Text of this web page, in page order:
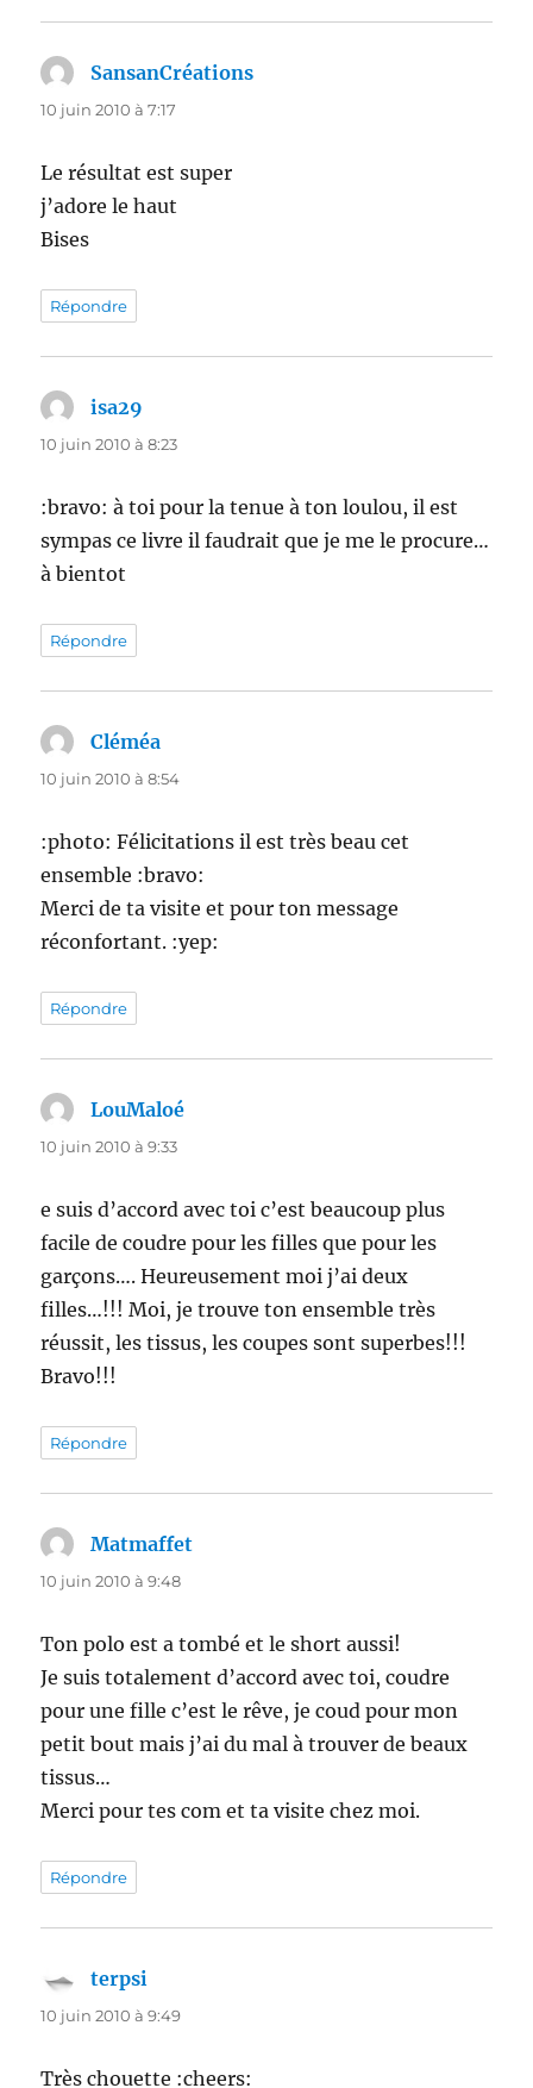
SansanCréations
10 juin 2010 à 7:17
Le résultat est super
j’adore le haut
Bises
Répondre
isa29
10 juin 2010 à 8:23
:bravo: à toi pour la tenue à ton loulou, il est
sympas ce livre il faudrait que je me le procure…
à bientot
Répondre
Cléméa
10 juin 2010 à 8:54
:photo: Félicitations il est très beau cet
ensemble :bravo:
Merci de ta visite et pour ton message
réconfortant. :yep:
Répondre
LouMaloé
10 juin 2010 à 9:33
e suis d’accord avec toi c’est beaucoup plus
facile de coudre pour les filles que pour les
garçons…. Heureusement moi j’ai deux
filles…!!! Moi, je trouve ton ensemble très
réussit, les tissus, les coupes sont superbes!!!
Bravo!!!
Répondre
Matmaffet
10 juin 2010 à 9:48
Ton polo est a tombé et le short aussi!
Je suis totalement d’accord avec toi, coudre
pour une fille c’est le rêve, je coud pour mon
petit bout mais j’ai du mal à trouver de beaux
tissus…
Merci pour tes com et ta visite chez moi.
Répondre
terpsi
10 juin 2010 à 9:49
Très chouette :cheers: